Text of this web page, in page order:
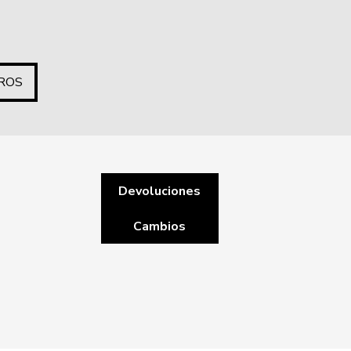
Devoluciones
Cambios